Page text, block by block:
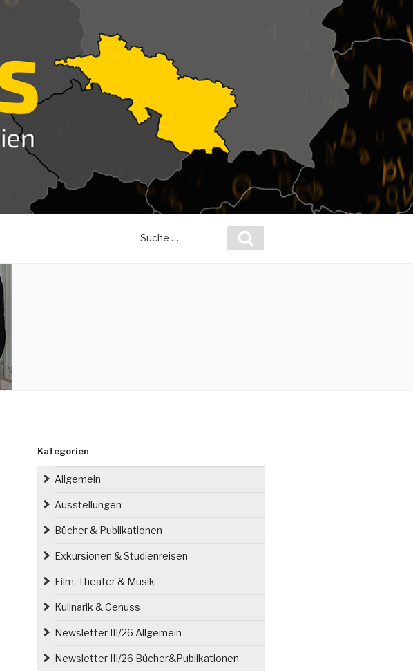
nach:
Kategorien
Allgemein
Ausstellungen
Bücher & Publikationen
Exkursionen & Studienreisen
Film, Theater & Musik
Kulinarik & Genuss
Newsletter III/26 Allgemein
Newsletter III/26 Bücher&Publikationen